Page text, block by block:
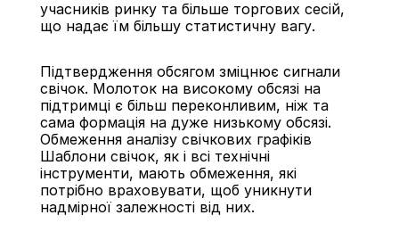
учасників ринку та більше торгових сесій,
що надає їм більшу статистичну вагу.
Підтвердження обсягом зміцнює сигнали
свічок. Молоток на високому обсязі на
підтримці є більш переконливим, ніж та
сама формація на дуже низькому обсязі.
Обмеження аналізу свічкових графіків
Шаблони свічок, як і всі технічні
інструменти, мають обмеження, які
потрібно враховувати, щоб уникнути
надмірної залежності від них.